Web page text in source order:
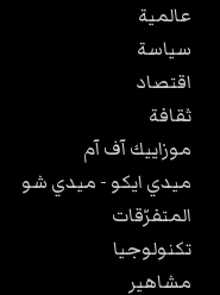
عالمية
سياسة
اقتصاد
ثقافة
موزاييك آف آم
ميدي ايكو - ميدي شو
المتفرّقات
تكنولوجيا
مشاهير